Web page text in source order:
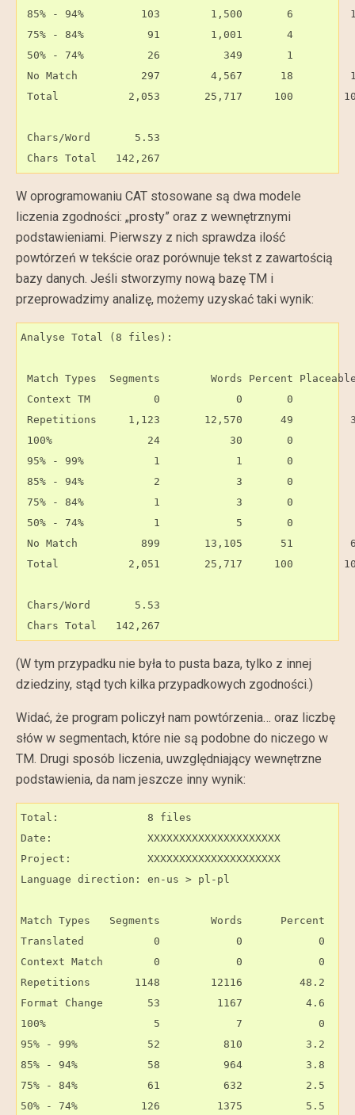
85% - 94%         103        1,500       6
75% - 84%          91        1,001       4
50% - 74%          26          349       1
No Match          297        4,567      18
Total           2,053       25,717     100
Chars/Word       5.53
Chars Total   142,267
W oprogramowaniu CAT stosowane są dwa modele
liczenia zgodności: „prosty” oraz z wewnętrznymi
podstawieniami. Pierwszy z nich sprawdza ilość
powtórzeń w tekście oraz porównuje tekst z zawartością
bazy danych. Jeśli stworzymy nową bazę TM i
przeprowadzimy analizę, możemy uzyskać taki wynik:
Analyse Total (8 files):
Match Types  Segments        Words Percent
Context TM          0            0       0
Repetitions     1,123       12,570      49
100%               24           30       0
95% - 99%           1            1       0
85% - 94%           2            3       0
75% - 84%           1            3       0
50% - 74%           1            5       0
No Match          899       13,105      51
Total           2,051       25,717     100
Chars/Word       5.53
Chars Total   142,267
(W tym przypadku nie była to pusta baza, tylko z innej
dziedziny, stąd tych kilka przypadkowych zgodności.)
Widać, że program policzył nam powtórzenia… oraz liczbę
słów w segmentach, które nie są podobne do niczego w
TM. Drugi sposób liczenia, uwzględniający wewnętrzne
podstawienia, da nam jeszcze inny wynik:
Total:              8 files
Date:               XXXXXXXXXXXXXXXXXXXXX
Project:            XXXXXXXXXXXXXXXXXXXXX
Language direction: en-us > pl-pl
Match Types   Segments        Words      Percent
Translated           0            0            0
Context Match        0            0            0
Repetitions       1148        12116         48.2
Format Change       53         1167          4.6
100%                 5            7            0
95% - 99%           52          810          3.2
85% - 94%           58          964          3.8
75% - 84%           61          632          2.5
50% - 74%          126         1375          5.5